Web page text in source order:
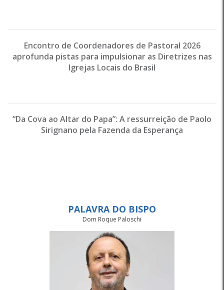
Encontro de Coordenadores de Pastoral 2026
aprofunda pistas para impulsionar as Diretrizes nas
Igrejas Locais do Brasil
“Da Cova ao Altar do Papa”: A ressurreição de Paolo
Sirignano pela Fazenda da Esperança
PALAVRA DO BISPO
Dom Roque Paloschi